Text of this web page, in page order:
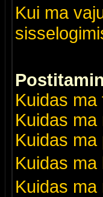
Kui ma
Kuidas
Kuidas
Kuidas
Kuidas
Kuidas